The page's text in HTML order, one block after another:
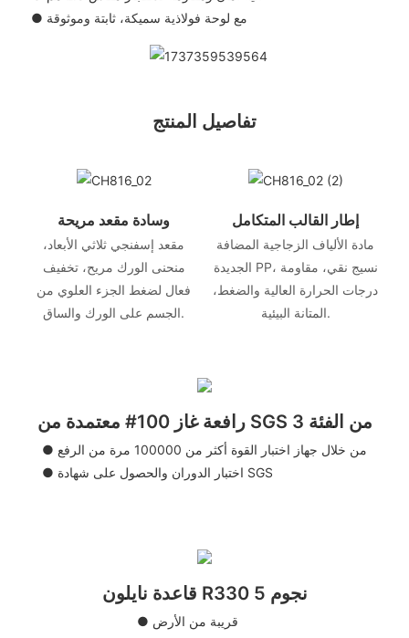
● مع لوحة فولاذية سميكة، ثابتة وموثوقة
تفاصيل المنتج
وسادة مقعد مريحة
مقعد إسفنجي ثلاثي الأبعاد،
منحنى الورك مريح، تخفيف
فعال لضغط الجزء العلوي من
الجسم على الورك والساق.
إطار القالب المتكامل
مادة الألياف الزجاجية المضافة
الجديدة PP، نسيج نقي، مقاومة
درجات الحرارة العالية والضغط،
المتانة البيئية.
رافعة غاز 100# معتمدة من SGS من الفئة 3
● من خلال جهاز اختبار القوة أكثر من 100000 مرة من الرفع
● اختبار الدوران والحصول على شهادة SGS
قاعدة نايلون R330 5 نجوم
● قريبة من الأرض